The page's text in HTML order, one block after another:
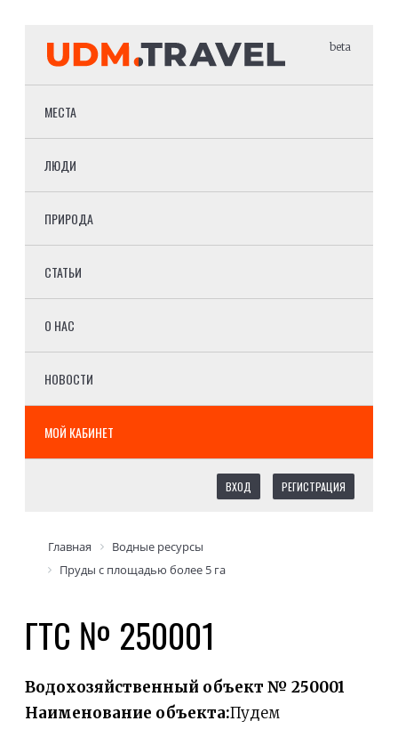
beta
МЕСТА
ЛЮДИ
ПРИРОДА
СТАТЬИ
О НАС
НОВОСТИ
МОЙ КАБИНЕТ
ВХОД РЕГИСТРАЦИЯ
Главная
Водные ресурсы
Пруды с площадью более 5 га
ГТС № 250001
Водохозяйственный объект № 250001
Наименование объекта:Пудем